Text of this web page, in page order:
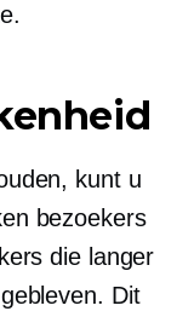
kunt u
bezoekers
die langer
Dit